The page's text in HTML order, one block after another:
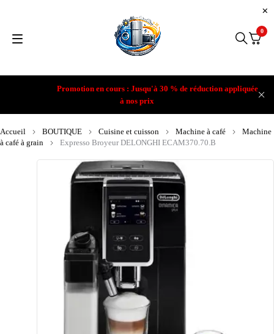
Promotion en cours : Jusqu'à 30 % de réduction appliquée
à nos prix
0
Accueil BOUTIQUE Cuisine et cuisson Machine à café
Machine
à café à grain
Expresso Broyeur DELONGHI ECAM370.70.B